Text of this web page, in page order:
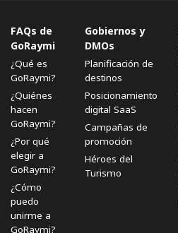
FAQs de
GoRaymi
¿Qué es
GoRaymi?
¿Quiénes
hacen
GoRaymi?
¿Por qué
elegir a
GoRaymi?
¿Cómo
puedo
unirme a
GoRaymi?
Gobiernos y
DMOs
Planificación de
destinos
Posicionamiento
digital SaaS
Campañas de
promoción
Héroes del
Turismo